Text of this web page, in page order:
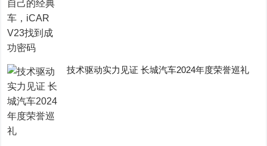
技术驱动实力见证 长城汽车2024年度荣誉巡礼